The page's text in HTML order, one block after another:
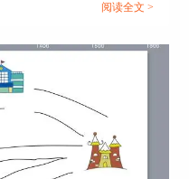
动曲线
阅读全文 >